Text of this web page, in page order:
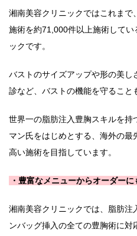
湘南美容クリニックではこれま
施術を約71,000件以上施術して
ックです。
バストのサイズアップや形の美し
診など、バストの機能を守ること
世界一の脂肪注入豊胸スキルを
マン氏をはじめとする、海外の
高い施術を目指しています。
・豊富なメニューからオーダー
湘南美容クリニックでは、脂肪注
ンバッグ挿入の全ての豊胸術に対